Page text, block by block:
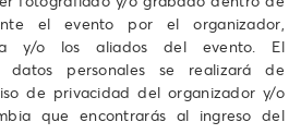
el evento por el organizador,
y/o los aliados del evento. El
personales se realizará de
de privacidad del organizador y/o
que encontrarás al ingreso del